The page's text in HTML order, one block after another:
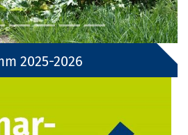
2025-2026